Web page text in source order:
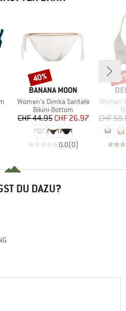
Preis
MARKE
BANANA MOON
Artikel
Women's Dimka Santafe
Produktgruppe
Bikini-Bottom
Preis
CHF 44.95reduzierter Preis
CHF 26.97
0.0(0)
Rabatt
40%
Artikel
CHF
DU DAZU?